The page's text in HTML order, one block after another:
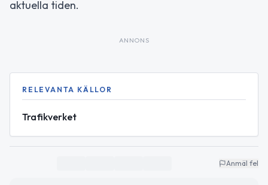
aktuella tiden.
ANNONS
RELEVANTA KÄLLOR
Trafikverket
Anmäl fel